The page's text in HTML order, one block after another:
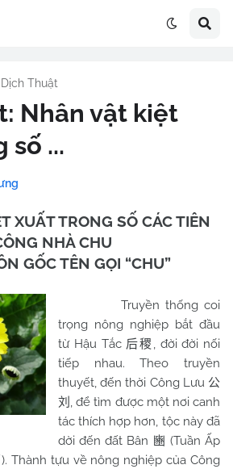
Thuật
Nhân vật kiệt
số ...
XUẤT TRONG SỐ CÁC TIÊN
NHÀCHU
GỐC TÊN GỌI “CHU”
Truyền thống coi
trọng nông nghiệp bắt đầu
từ Hậu Tắc 后稷 , đời đời nối
tiếp nhau. Theo truyền
thuyết, đến thời Công Lưu 公
刘 , để tìm được một nơi canh
tác thích hợp hơn, tộc này đã
dời đến đất Bân 豳 (Tuần Ấp
). Thành tựu về nông nghiệp của Công